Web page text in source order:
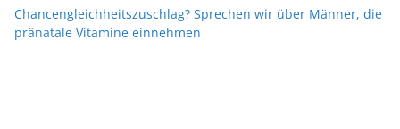
Chancengleichheitszuschlag? Sprechen wir über Männer, die
pränatale Vitamine einnehmen